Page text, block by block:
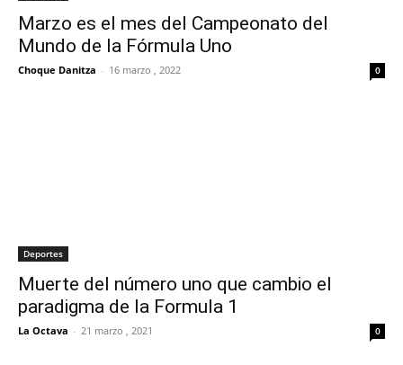
Marzo es el mes del Campeonato del
Mundo de la Fórmula Uno
Choque Danitza - 16 marzo , 2022 0
Deportes
Muerte del número uno que cambio el
paradigma de la Formula 1
La Octava - 21 marzo , 2021 0